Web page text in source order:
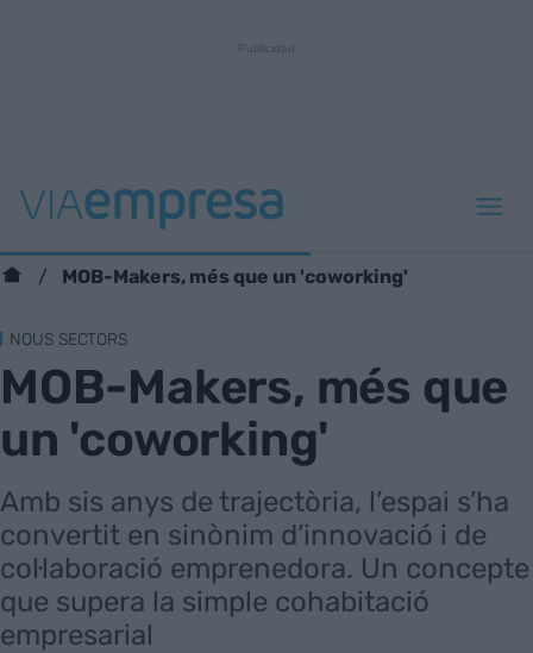
MOB-Makers, més que un 'coworking'
NOUS SECTORS
MOB-Makers, més que
un 'coworking'
Amb sis anys de trajectòria, l’espai s’ha
convertit en sinònim d’innovació i de
col·laboració emprenedora. Un concepte
que supera la simple cohabitació
empresarial